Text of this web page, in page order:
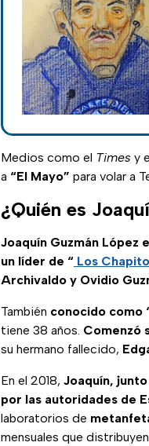
Medios como el Times y
a “El Mayo” para volar a
¿Quién es
Joaquín Guzmán López
un líder de “ Los
Archivaldo y Ovidio
También conocido como
tiene 38 años. Comenzó
su hermano fallecido,
En el 2018, Joaquín,
por las autoridades de
laboratorios de
mensuales que